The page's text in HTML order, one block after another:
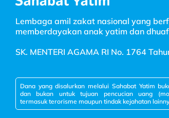
Lembaga amil zakat nasional yang
memberdayakan anak yatim dan
SK. MENTERI AGAMA RI No. 1764
Dana yang disalurkan melalui Sahabat Yatim
dan bukan untuk tujuan pencucian uang
termasuk terorisme maupun tindak kejahatan